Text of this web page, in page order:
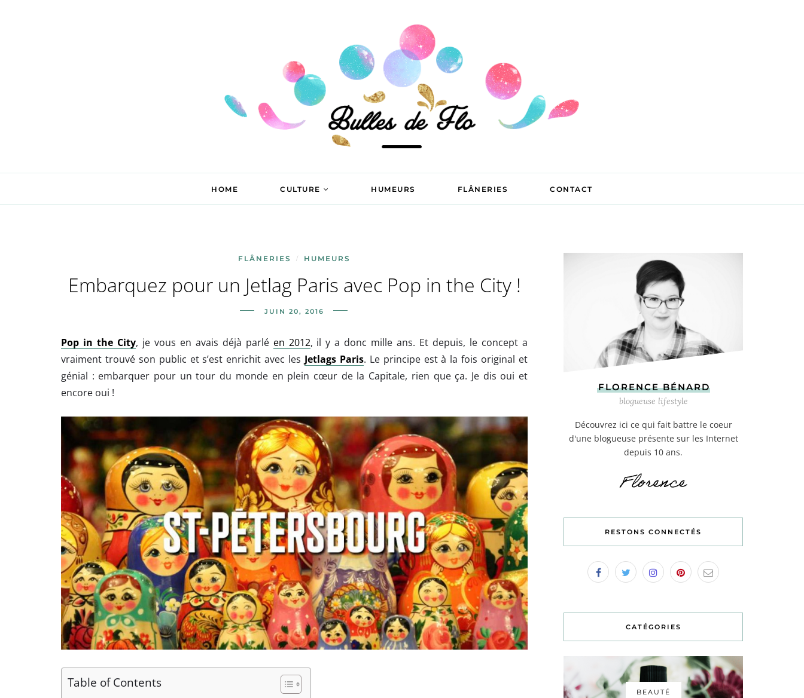
HOME CULTURE HUMEURS FLÂNERIES CONTACT
FLÂNERIES / HUMEURS
Embarquez pour un Jetlag Paris avec Pop in the City !
JUIN 20, 2016
Pop in the City, je vous en avais déjà parlé en 2012, il y a donc mille ans. Et depuis, le concept a
vraiment trouvé son public et s’est enrichit avec les Jetlags Paris. Le principe est à la fois original et
génial : embarquer pour un tour du monde en plein cœur de la Capitale, rien que ça. Je dis oui et
encore oui !
Table of Contents
FLORENCE BÉNARD
blogueuse lifestyle
Découvrez ici ce qui fait battre le coeur
d'une blogueuse présente sur les Internet
depuis 10 ans.
RESTONS CONNECTÉS
CATÉGORIES
BEAUTÉ